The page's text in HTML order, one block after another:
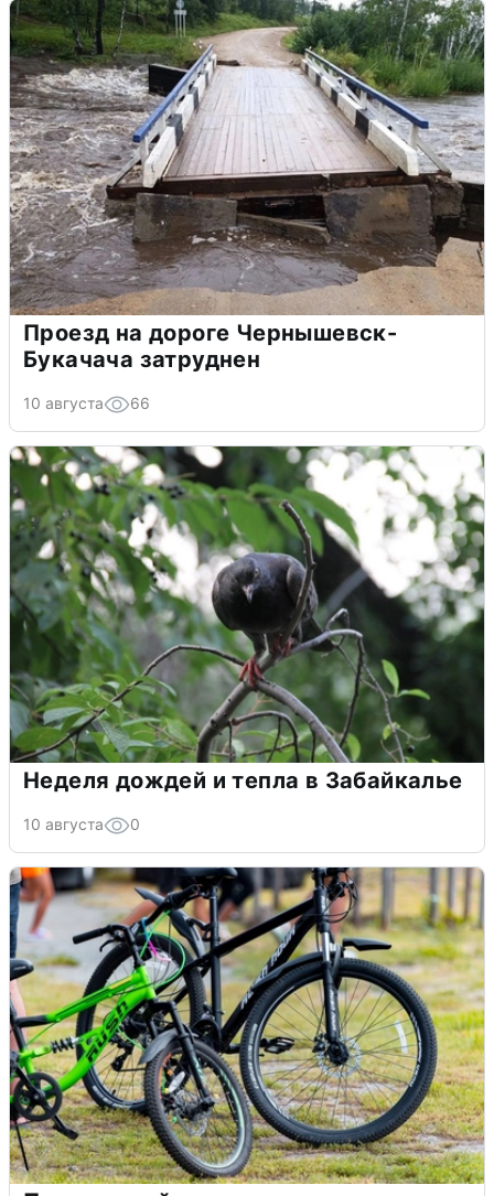
Проезд на дороге Чернышевск-
Букачача затруднен
10 августа 66
Неделя дождей и тепла в Забайкалье
10 августа 0